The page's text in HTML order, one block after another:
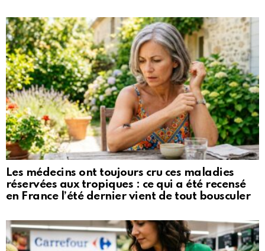
Les médecins ont toujours cru ces maladies
réservées aux tropiques : ce qui a été recensé
en France l’été dernier vient de tout bousculer